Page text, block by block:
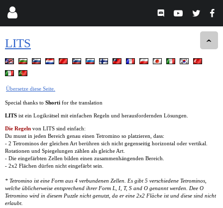
LITS
Übersetze diese Seite.
Special thanks to Shorti for the translation
LITS ist ein Logikrätsel mit einfachen Regeln und herausfordernden Lösungen.
Die Regeln von LITS sind einfach:
Du musst in jeden Bereich genau einen Tetromino so platzieren, dass:
- 2 Tetrominos der gleichen Art berühren sich nicht gegenseitig horizontal oder vertikal.
Rotationen und Spiegelungen zählen als gleiche Art.
- Die eingefärbten Zellen bilden einen zusammenhängenden Bereich.
- 2x2 Flächen dürfen nicht eingefärbt sein.
* Tetromino ist eine Form aus 4 verbundenen Zellen. Es gibt 5 verschiedene Tetrominos,
welche üblicherweise entsprechend ihrer Form L, I, T, S and O genannt werden. Dee O
Tetromino wird in diesem Puzzle nicht genutzt, da er eine 2x2 Fläche ist und diese sind nicht
erlaubt.